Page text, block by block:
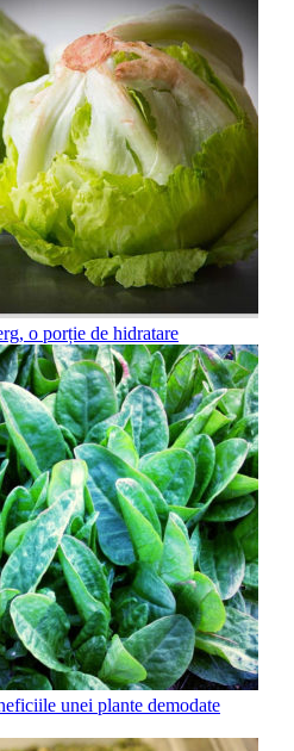
o porție de hidratare
unei plante demodate